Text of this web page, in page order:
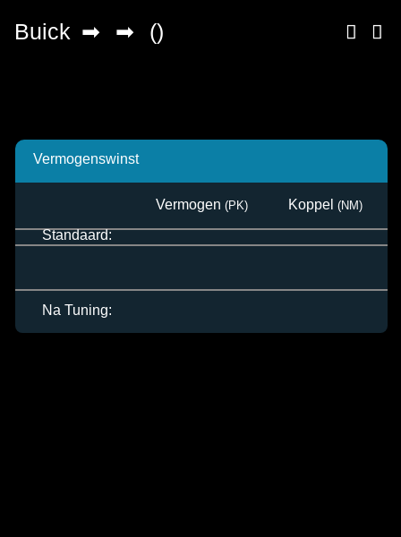
Vermogenswinst
Vermogen
Koppel
Standaard:
Na Tuning: